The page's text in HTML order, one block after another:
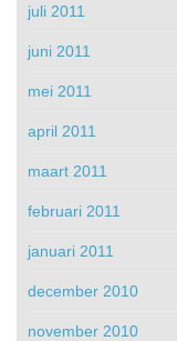
juli 2011
juni 2011
mei 2011
april 2011
maart 2011
februari 2011
januari 2011
december 2010
november 2010